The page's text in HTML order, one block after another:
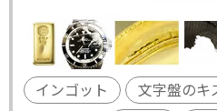
インゴット 文字盤のキ